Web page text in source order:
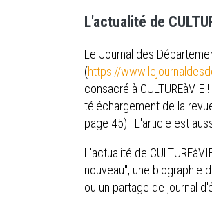
L'actualité de
Le Journal des
(https://
consacré à
téléchargement de la
page 45) ! L'article est
L'actualité de
nouveau", une biographie
ou un partage de journal